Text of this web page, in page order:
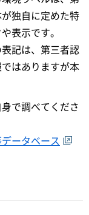
独自に定めた特
表示です。
記は、第三者認
はありますが本
で調べてくださ
ータベース